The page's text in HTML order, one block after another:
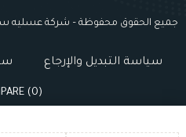
جميع الحقوق محفوظة – شركة عسليه سنتر
سياسة التبديل والإرجاع
(0)